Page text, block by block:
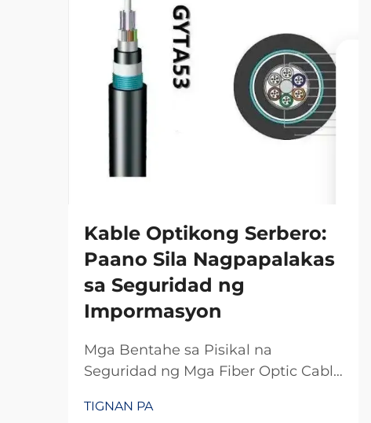
Kable Optikong Serbero:
Paano Sila Nagpapalakas
sa Seguridad ng
Impormasyon
Mga Bentahe sa Pisikal na
Seguridad ng Mga Fiber Optic Cable
Mahirap I-intercept ang Fiber Optics
TIGNAN PA